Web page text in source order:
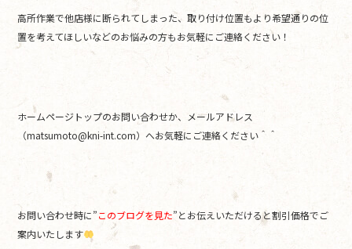
高所作業で他店様に断られてしまった、取り付け位置もより希望通りの位
置を考えてほしいなどのお悩みの方もお気軽にご連絡ください！
ホームページトップのお問い合わせか、メールアドレス
（matsumoto@kni-int.com）へお気軽にご連絡ください＾＾
お問い合わせ時に”このブログを見た”とお伝えいただけると割引価格でご
案内いたします